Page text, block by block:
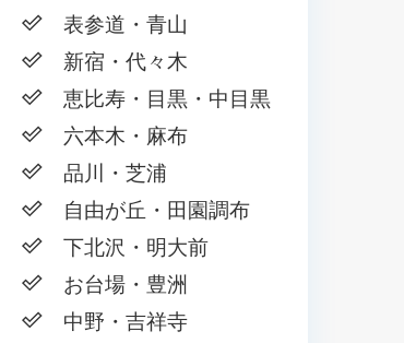
表参道・青山
新宿・代々木
恵比寿・目黒・中目黒
六本木・麻布
品川・芝浦
自由が丘・田園調布
下北沢・明大前
お台場・豊洲
中野・吉祥寺